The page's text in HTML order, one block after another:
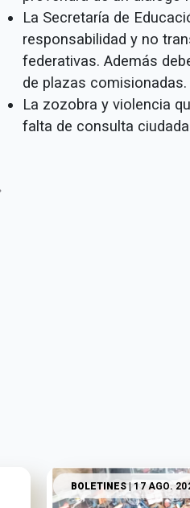
La Secretaría de
responsabilidad y no
federativas. Además
de plazas comisionadas.
La zozobra y violencia
falta de consulta
BOLETINES| 17 AGO.